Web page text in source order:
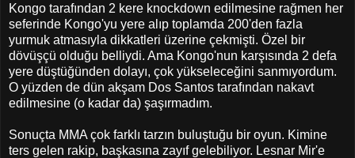
Kongo tarafından 2 kere knockdown edilmesine rağmen her
seferinde Kongo'yu yere alıp toplamda 200'den fazla
yurmuk atmasıyla dikkatleri üzerine çekmişti. Özel bir
dövüşçü olduğu belliydi. Ama Kongo'nun karşısında 2 defa
yere düştüğünden dolayı, çok yükseleceğini sanmıyordum.
O yüzden de dün akşam Dos Santos tarafından nakavt
edilmesine (o kadar da) şaşırmadım.
Sonuçta MMA çok farklı tarzın buluştuğu bir oyun. Kimine
ters gelen rakip, başkasına zayıf gelebiliyor. Lesnar Mir'e